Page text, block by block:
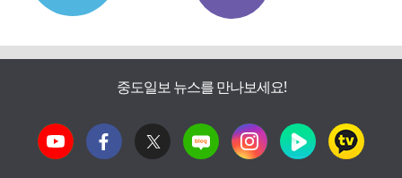
중도일보 뉴스를 만나보세요!